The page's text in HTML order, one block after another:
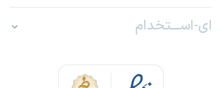
ای-اســـتخدام